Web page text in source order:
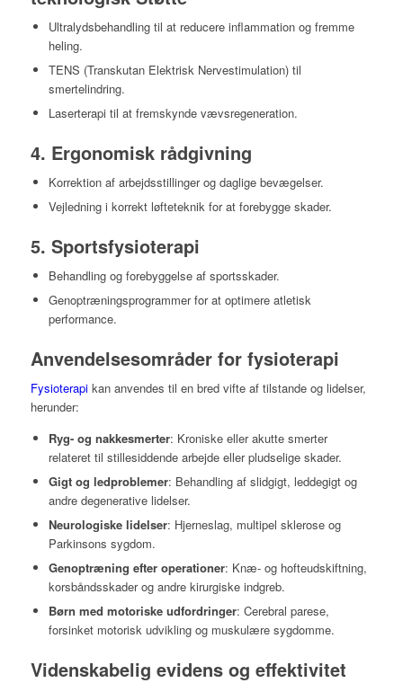
Ultralydsbehandling til at reducere inflammation og fremme
heling.
TENS (Transkutan Elektrisk Nervestimulation) til
smertelindring.
Laserterapi til at fremskynde vævsregeneration.
4. Ergonomisk rådgivning
Korrektion af arbejdsstillinger og daglige bevægelser.
Vejledning i korrekt løfteteknik for at forebygge skader.
5. Sportsfysioterapi
Behandling og forebyggelse af sportsskader.
Genoptræningsprogrammer for at optimere atletisk
performance.
Anvendelsesområder for fysioterapi
Fysioterapikan anvendes til en bred vifte af tilstande og lidelser,
herunder:
Ryg- og nakkesmerter: Kroniske eller akutte smerter
relateret til stillesiddende arbejde eller pludselige skader.
Gigt og ledproblemer: Behandling af slidgigt, leddegigt og
andre degenerative lidelser.
Neurologiske lidelser: Hjerneslag, multipel sklerose og
Parkinsons sygdom.
Genoptræning efter operationer: Knæ- og hofteudskiftning,
korsbåndsskader og andre kirurgiske indgreb.
Børn med motoriske udfordringer: Cerebral parese,
forsinket motorisk udvikling og muskulære sygdomme.
Videnskabelig evidens og effektivitet